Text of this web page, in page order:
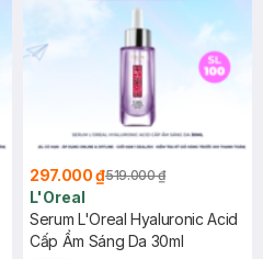
297.000 ₫519.000 ₫
L'Oreal
Serum L'Oreal Hyaluronic Acid
Cấp Ẩm Sáng Da 30ml